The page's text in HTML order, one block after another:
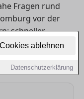
ablehnen
Datenschutzerklärung
Fragen rund
vor der
schneller
finden,
bei guten